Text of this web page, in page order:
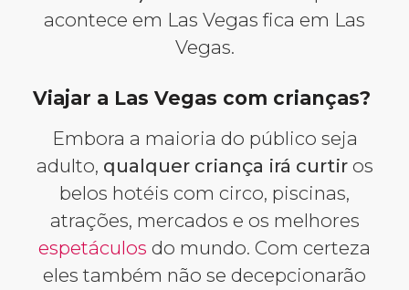
acontece em Las Vegas fica em Las
Vegas.
Viajar a Las Vegas com crianças?
Embora a maioria do público seja
adulto, qualquer criança irá curtiros
belos hotéis com circo, piscinas,
atrações, mercados e os melhores
espetáculos do mundo. Com certeza
eles também não se decepcionarão